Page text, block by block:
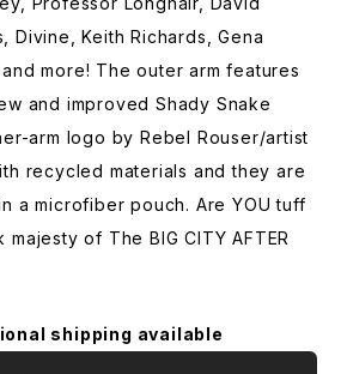
Divine, Keith Richards, Gena
more! The outer arm features
and improved Shady Snake
arm logo by Rebel Rouser/artist
recycled materials and they are
a microfiber pouch. Are YOU tuff
of The BIG CITY AFTER
shipping available